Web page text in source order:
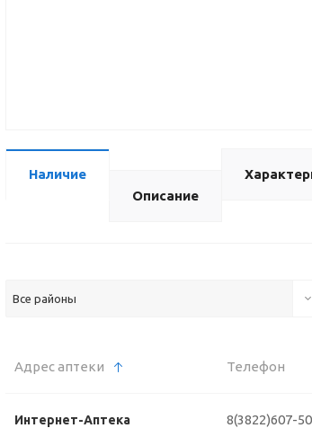
Наличие
Описание
Все районы
Адрес аптеки Телефон
Интернет-Аптека 8(3822)607-